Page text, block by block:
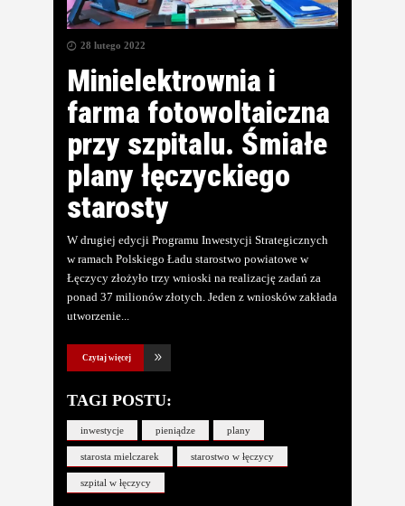
28 lutego 2022
Minielektrownia i
farma fotowoltaiczna
przy szpitalu. Śmiałe
plany łęczyckiego
starosty
W drugiej edycji Programu Inwestycji Strategicznych
w ramach Polskiego Ładu starostwo powiatowe w
Łęczycy złożyło trzy wnioski na realizację zadań za
ponad 37 milionów złotych. Jeden z wniosków zakłada
utworzenie
Czytaj więcej
TAGI POSTU:
inwestycje pieniądze plany
starosta mielczarek starostwo w łęczycy
szpital w łęczycy